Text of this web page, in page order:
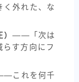
く外れた、な
）——「次は
らす方向にフ
これを何千